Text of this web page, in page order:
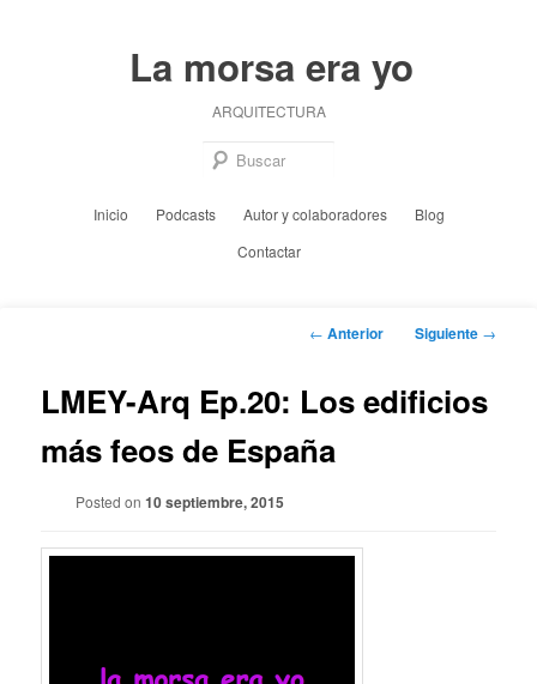
La morsa era yo
ARQUITECTURA
Inicio Podcasts Autor y colaboradores
Blog
Contactar
Navegación
← Anterior Siguiente →
LMEY-Arq Ep.20: Los edificios
más feos de España
Posted on 10 septiembre, 2015